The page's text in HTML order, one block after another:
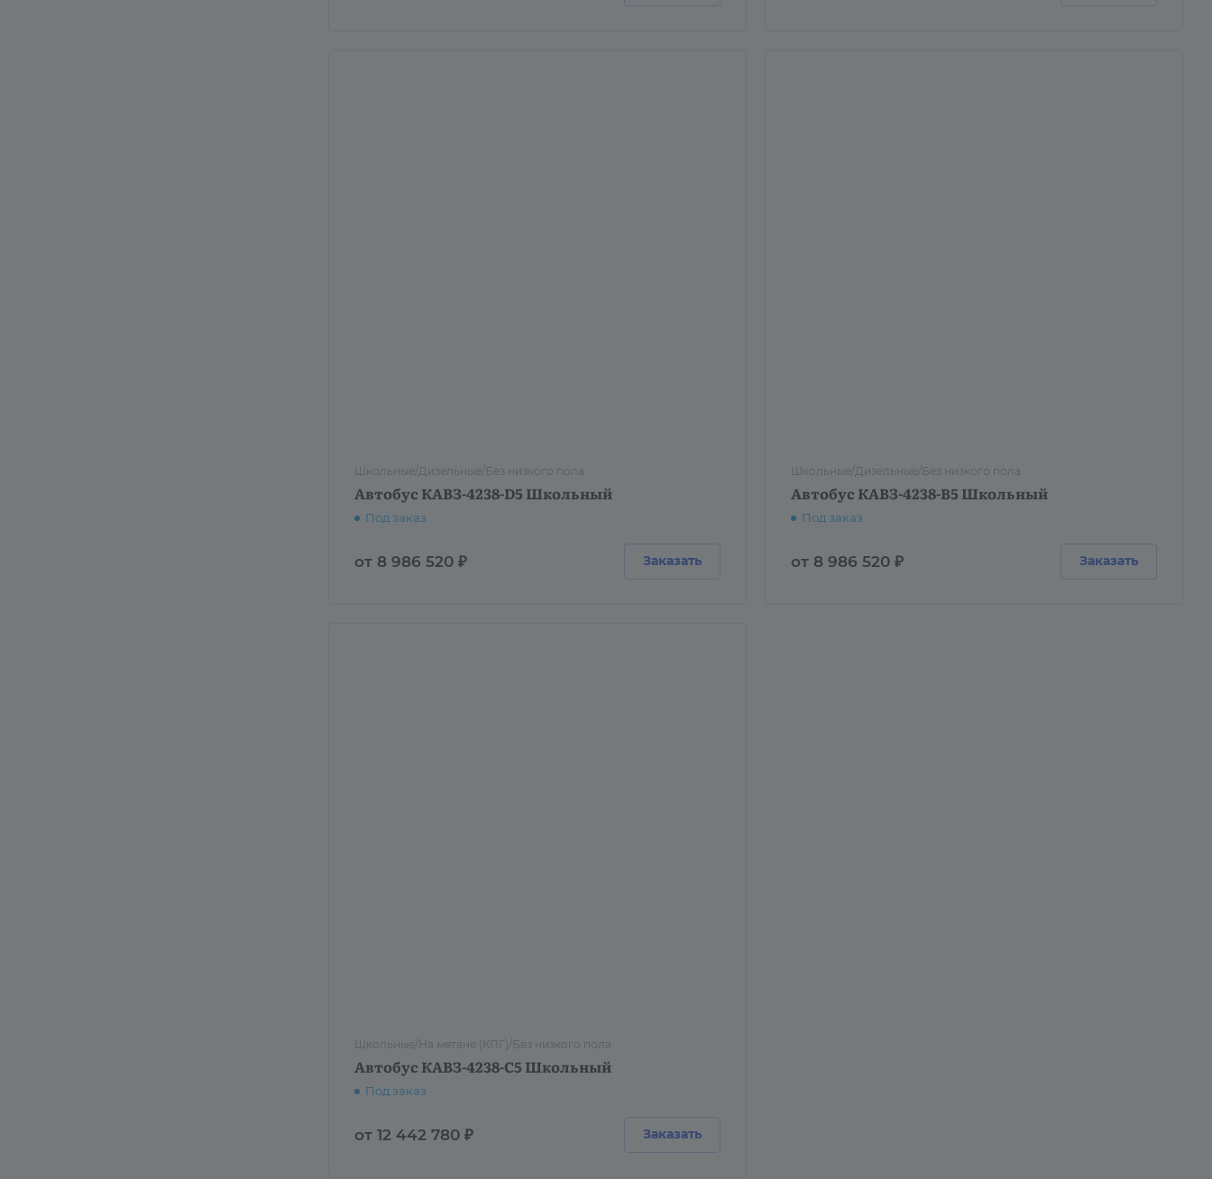
Школьные/Дизельные/Без низкого пола
Автобус КАВЗ-4238-D5 Школьный
Под заказ
от 8 986 520 ₽ Заказать
Школьные/Дизельные/Без низкого пола
Автобус КАВЗ-4238-B5 Школьный
Под заказ
от 8 986 520 ₽ Заказать
Школьные/На метане (КПГ)/Без низкого пола
Автобус КАВЗ-4238-C5 Школьный
Под заказ
от 12 442 780 ₽ Заказать